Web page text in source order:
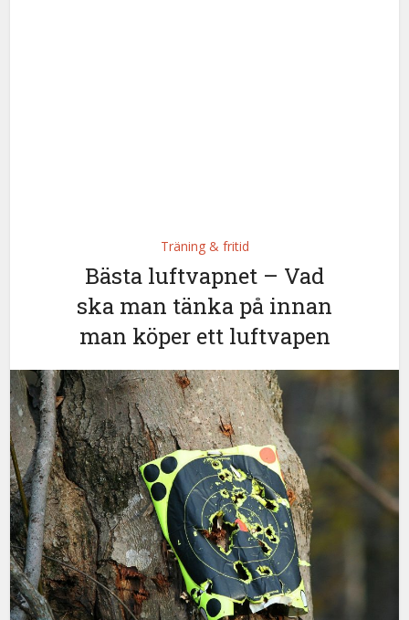
Träning & fritid
Bästa luftvapnet – Vad
ska man tänka på innan
man köper ett luftvapen